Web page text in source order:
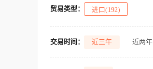
贸易类型： 进口(192)
交易时间： 近三年 近两年